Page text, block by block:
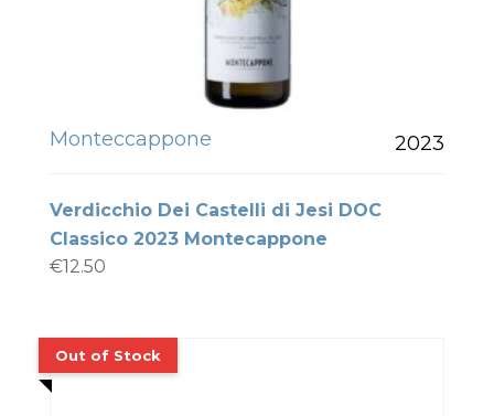
Monteccappone 2023
Verdicchio Dei Castelli di Jesi DOC
Classico 2023 Montecappone
€12.50